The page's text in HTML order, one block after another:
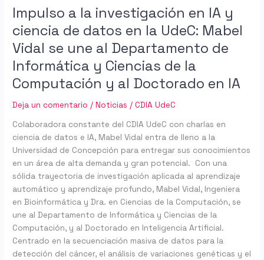
Impulso a la investigación en IA y
ciencia de datos en la UdeC: Mabel
Vidal se une al Departamento de
Informática y Ciencias de la
Computación y al Doctorado en IA
Deja un comentario /Noticias /CDIA UdeC
Colaboradora constante del CDIA UdeC con charlas en
ciencia de datos e IA, Mabel Vidal entra de lleno a la
Universidad de Concepción para entregar sus conocimientos
en un área de alta demanda y gran potencial. Con una
sólida trayectoria de investigación aplicada al aprendizaje
automático y aprendizaje profundo, Mabel Vidal, Ingeniera
en Bioinformática y Dra. en Ciencias de la Computación, se
une al Departamento de Informática y Ciencias de la
Computación, y al Doctorado en Inteligencia Artificial.
Centrado en la secuenciación masiva de datos para la
detección del cáncer, el análisis de variaciones genéticas y el
la
UdeC:
Mabel
Vidal
une
al
de
Informática
y
Ciencias
de
la
Computación
y
al
Doctorado
en
IA